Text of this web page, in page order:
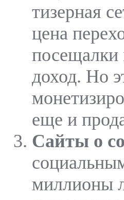
тизерная
цена
доход. Но
еще и
Сайты о
миллионы